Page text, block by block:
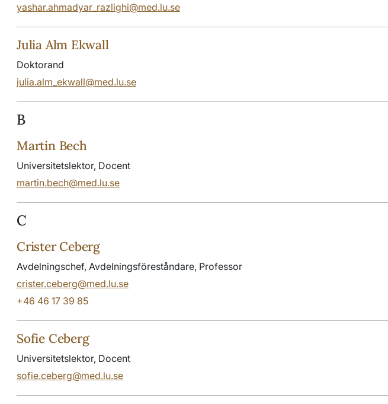
yashar.ahmadyar_razlighi@med.lu.se
Julia Alm Ekwall
Doktorand
julia.alm_ekwall@med.lu.se
B
Martin Bech
Universitetslektor, Docent
martin.bech@med.lu.se
C
Crister Ceberg
Avdelningschef, Avdelningsföreståndare, Professor
crister.ceberg@med.lu.se
+46 46 17 39 85
Sofie Ceberg
Universitetslektor, Docent
sofie.ceberg@med.lu.se